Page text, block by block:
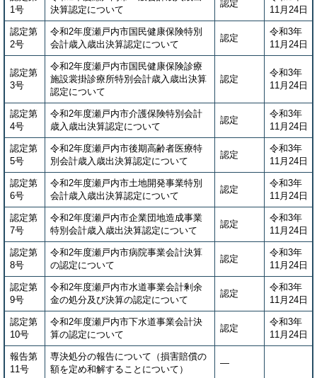
1号
決算認定について
認定
11月24日
認定第
2号
令和2年度瀬戸内市国民健康保険特別
会計歳入歳出決算認定について
認定
令和3年
11月24日
認定第
3号
令和2年度瀬戸内市国民健康保険診療
施設裳掛診療所特別会計歳入歳出決算
認定について
認定
令和3年
11月24日
認定第
4号
令和2年度瀬戸内市介護保険特別会計
歳入歳出決算認定について
認定
令和3年
11月24日
認定第
5号
令和2年度瀬戸内市後期高齢者医療特
別会計歳入歳出決算認定について
認定
令和3年
11月24日
認定第
6号
令和2年度瀬戸内市土地開発事業特別
会計歳入歳出決算認定について
認定
令和3年
11月24日
認定第
7号
令和2年度瀬戸内市企業団地造成事業
特別会計歳入歳出決算認定について
認定
令和3年
11月24日
認定第
8号
令和2年度瀬戸内市病院事業会計決算
の認定について
認定
令和3年
11月24日
認定第
9号
令和2年度瀬戸内市水道事業会計剰余
金の処分及び決算の認定について
認定
令和3年
11月24日
認定第
10号
令和2年度瀬戸内市下水道事業会計決
算の認定について
認定
令和3年
11月24日
報告第
11号
専決処分の報告について（損害賠償の
額を定め和解することについて）
―